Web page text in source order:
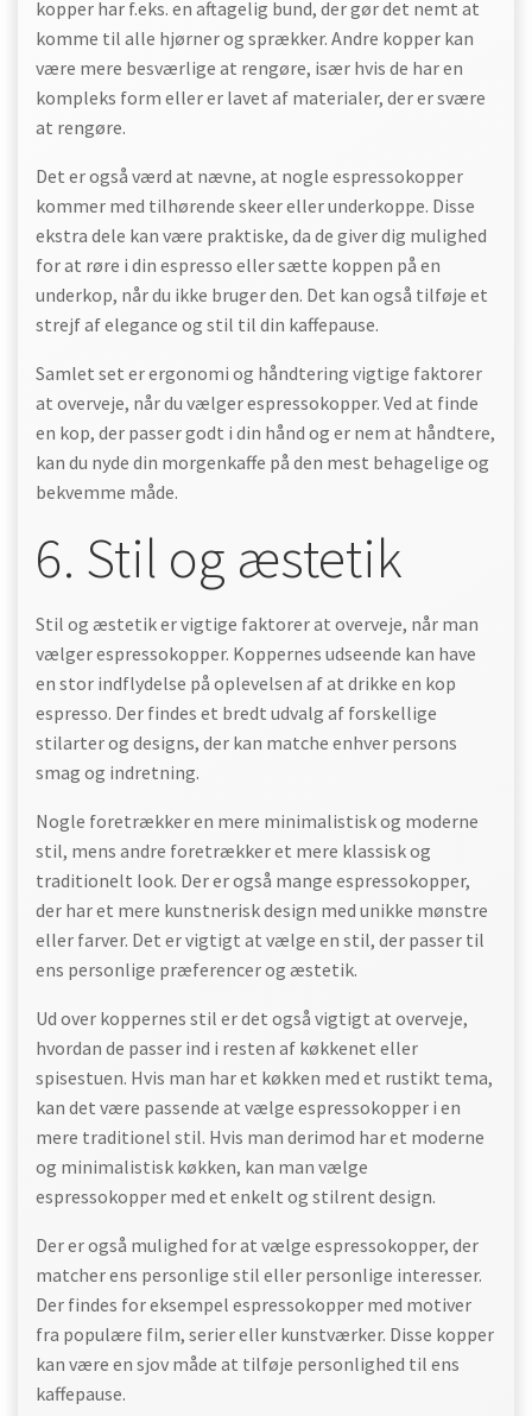
kopper har f.eks. en aftagelig bund, der gør det nemt at
komme til alle hjørner og sprækker. Andre kopper kan
være mere besværlige at rengøre, især hvis de har en
kompleks form eller er lavet af materialer, der er svære
at rengøre.
Det er også værd at nævne, at nogle espressokopper
kommer med tilhørende skeer eller underkoppe. Disse
ekstra dele kan være praktiske, da de giver dig mulighed
for at røre i din espresso eller sætte koppen på en
underkop, når du ikke bruger den. Det kan også tilføje et
strejf af elegance og stil til din kaffepause.
Samlet set er ergonomi og håndtering vigtige faktorer
at overveje, når du vælger espressokopper. Ved at finde
en kop, der passer godt i din hånd og er nem at håndtere,
kan du nyde din morgenkaffe på den mest behagelige og
bekvemme måde.
6. Stil og æstetik
Stil og æstetik er vigtige faktorer at overveje, når man
vælger espressokopper. Koppernes udseende kan have
en stor indflydelse på oplevelsen af at drikke en kop
espresso. Der findes et bredt udvalg af forskellige
stilarter og designs, der kan matche enhver persons
smag og indretning.
Nogle foretrækker en mere minimalistisk og moderne
stil, mens andre foretrækker et mere klassisk og
traditionelt look. Der er også mange espressokopper,
der har et mere kunstnerisk design med unikke mønstre
eller farver. Det er vigtigt at vælge en stil, der passer til
ens personlige præferencer og æstetik.
Ud over koppernes stil er det også vigtigt at overveje,
hvordan de passer ind i resten af køkkenet eller
spisestuen. Hvis man har et køkken med et rustikt tema,
kan det være passende at vælge espressokopper i en
mere traditionel stil. Hvis man derimod har et moderne
og minimalistisk køkken, kan man vælge
espressokopper med et enkelt og stilrent design.
Der er også mulighed for at vælge espressokopper, der
matcher ens personlige stil eller personlige interesser.
Der findes for eksempel espressokopper med motiver
fra populære film, serier eller kunstværker. Disse kopper
kan være en sjov måde at tilføje personlighed til ens
kaffepause.